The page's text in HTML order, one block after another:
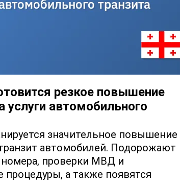
резкое повышение
услуги автомобильного
значительное повышение
автомобилей. Подорожают
проверки МВД и
а также появятся